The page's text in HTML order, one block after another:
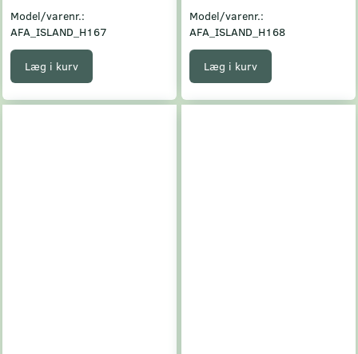
Model/varenr.:
AFA_ISLAND_H167
Læg i kurv
Model/varenr.:
AFA_ISLAND_H168
Læg i kurv